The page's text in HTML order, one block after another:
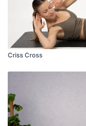
Criss Cross